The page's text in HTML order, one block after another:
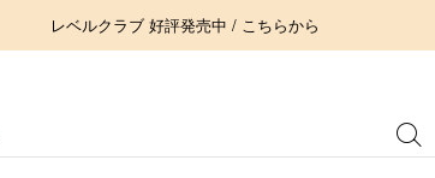
レベルクラブ 好評発売中 / こちらから